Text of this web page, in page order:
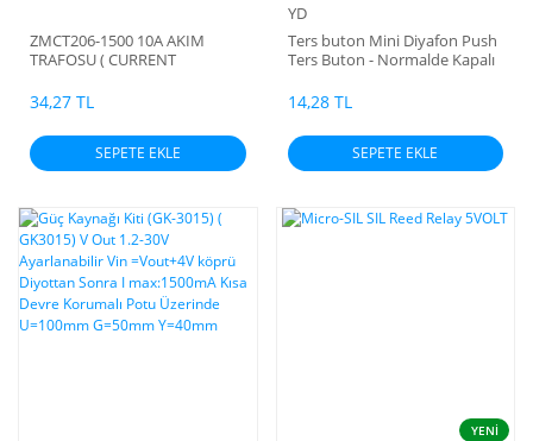
ZMCT206-1500 10A AKIM
TRAFOSU ( CURRENT
34,27 TL
SEPETE EKLE
YD
Ters buton Mini Diyafon Push
Ters Buton - Normalde Kapalı
7mm) (TAIWAN)
14,28 TL
SEPETE EKLE
YENİ